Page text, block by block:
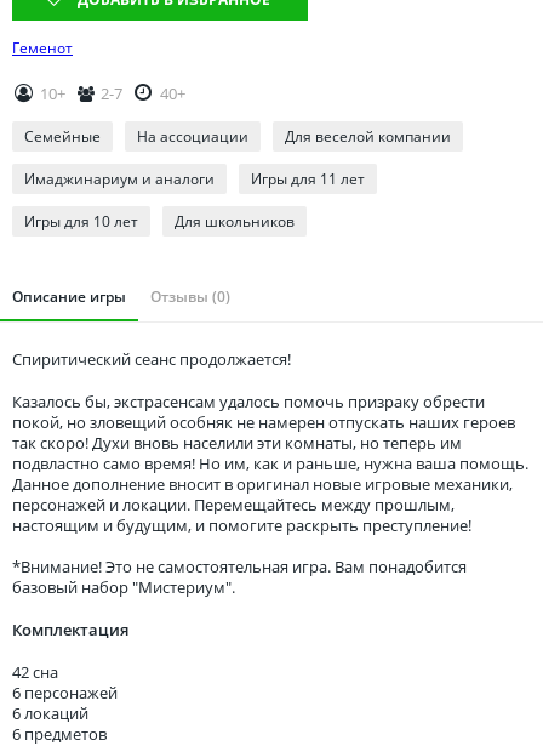
Томская область
Тюменская область
Геменот
10+ 2-7 40+
Семейные На ассоциации Для веселой компании
Имаджинариум и аналоги Игры для 11 лет
Игры для 10 лет Для школьников
Описание игры Отзывы (0)
Спиритический сеанс продолжается!
Казалось бы, экстрасенсам удалось помочь призраку обрести
покой, но зловещий особняк не намерен отпускать наших героев
так скоро! Духи вновь населили эти комнаты, но теперь им
подвластно само время! Но им, как и раньше, нужна ваша помощь.
Данное дополнение вносит в оригинал новые игровые механики,
персонажей и локации. Перемещайтесь между прошлым,
настоящим и будущим, и помогите раскрыть преступление!
*Внимание! Это не самостоятельная игра. Вам понадобится
базовый набор "Мистериум".
Комплектация
42 сна
6 персонажей
6 локаций
6 предметов